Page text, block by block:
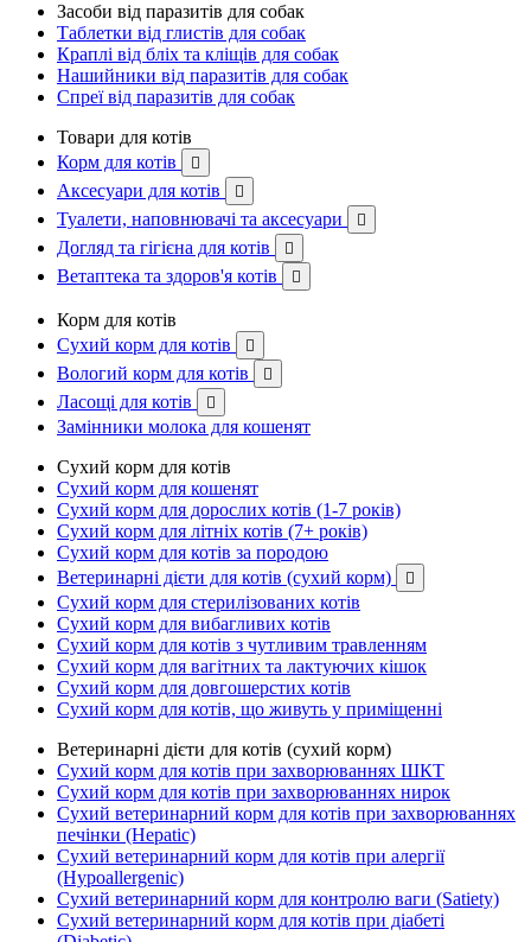
Засоби від паразитів для собак
Таблетки від глистів для собак
Краплі від бліх та кліщів для собак
Нашийники від паразитів для собак
Спреї від паразитів для собак
Товари для котів
Корм для котів

Аксесуари для котів 
Туалети, наповнювачі та аксесуари 
Догляд та гігієна для котів 
Ветаптека та здоров'я котів 
Корм для котів
Сухий корм для котів

Вологий корм для котів 
Ласощі для котів 
Замінники молока для кошенят
Сухий корм для котів
Сухий корм для кошенят
Сухий корм для дорослих котів (1-7 років)
Сухий корм для літніх котів (7+ років)
Сухий корм для котів за породою
Ветеринарні дієти для котів (сухий корм)

Сухий корм для стерилізованих котів
Сухий корм для вибагливих котів
Сухий корм для котів з чутливим травленням
Сухий корм для вагітних та лактуючих кішок
Сухий корм для довгошерстих котів
Сухий корм для котів, що живуть у приміщенні
Ветеринарні дієти для котів (сухий корм)
Сухий корм для котів при захворюваннях ШКТ
Сухий корм для котів при захворюваннях нирок
Сухий ветеринарний корм для котів при захворюваннях
печінки (Hepatic)
Сухий ветеринарний корм для котів при алергії
(Hypoallergenic)
Сухий ветеринарний корм для контролю ваги (Satiety)
Сухий ветеринарний корм для котів при діабеті